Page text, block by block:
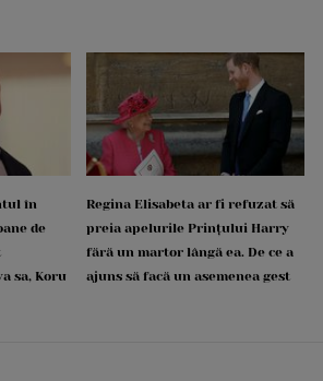
în
de
sa, Koru
Regina Elisabeta ar fi refuzat să
preia apelurile Prințului Harry
fără un martor lângă ea. De ce a
ajuns să facă un asemenea gest